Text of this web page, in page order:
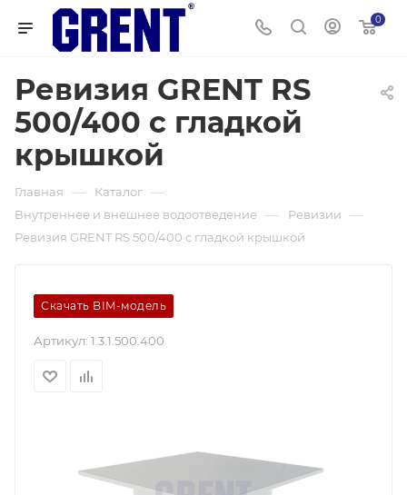
0
Ревизия GRENT RS
500/400 с гладкой
крышкой
Главная — Каталог —
Внутреннее и внешнее водоотведение — Ревизии —
Ревизия GRENT RS 500/400 с гладкой крышкой
Скачать BIM-модель
Артикул: 1.3.1.500.400